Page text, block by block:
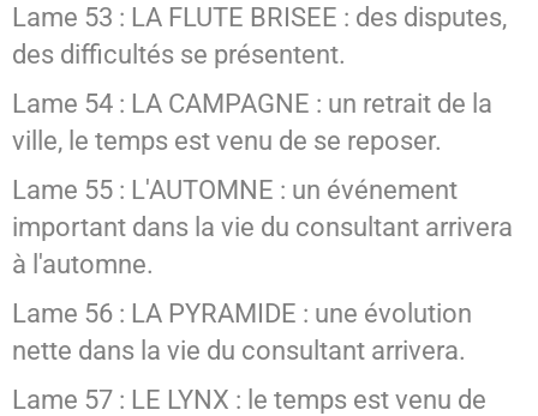
Lame 53 : LA FLUTE BRISEE : des disputes,
des difficultés se présentent.
Lame 54 : LA CAMPAGNE : un retrait de la
ville, le temps est venu de se reposer.
Lame 55 : L'AUTOMNE : un événement
important dans la vie du consultant arrivera
à l'automne.
Lame 56 : LA PYRAMIDE : une évolution
nette dans la vie du consultant arrivera.
Lame 57 : LE LYNX : le temps est venu de